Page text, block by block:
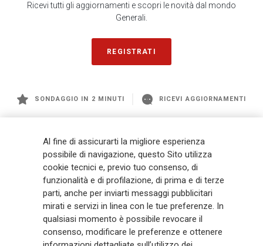
Ricevi tutti gli aggiornamenti e scopri le novità dal mondo
Generali.
REGISTRATI
SONDAGGIO IN 2 MINUTI RICEVI AGGIORNAMENTI
management a livello globale, con premi complessivi pari a € 98,1
miliardi e € 900 miliardi di AUM nel 2025. Fondato nel 1831, con oltre 88
mila dipendenti e 163 mila agenti che servono 75 milioni di clienti, il
Gruppo ha una posizione di leadership in Europa e una presenza
crescente in Asia e America. Al centro della strategia di Generali c'è il suo
impegno Lifetime Partner verso i clienti, realizzato attraverso soluzioni
innovative e personalizzate, un'esperienza cliente di prima classe e le sue
capacità di distribuzione globale digitalizzata. Il Gruppo ha
completamente integrato la sostenibilità in tutte le scelte strategiche, con
Al fine di assicurarti la migliore esperienza
possibile di navigazione, questo Sito utilizza
cookie tecnici e, previo tuo consenso, di
funzionalità e di profilazione, di prima e di terze
parti, anche per inviarti messaggi pubblicitari
mirati e servizi in linea con le tue preferenze. In
qualsiasi momento è possibile revocare il
consenso, modificare le preferenze e ottenere